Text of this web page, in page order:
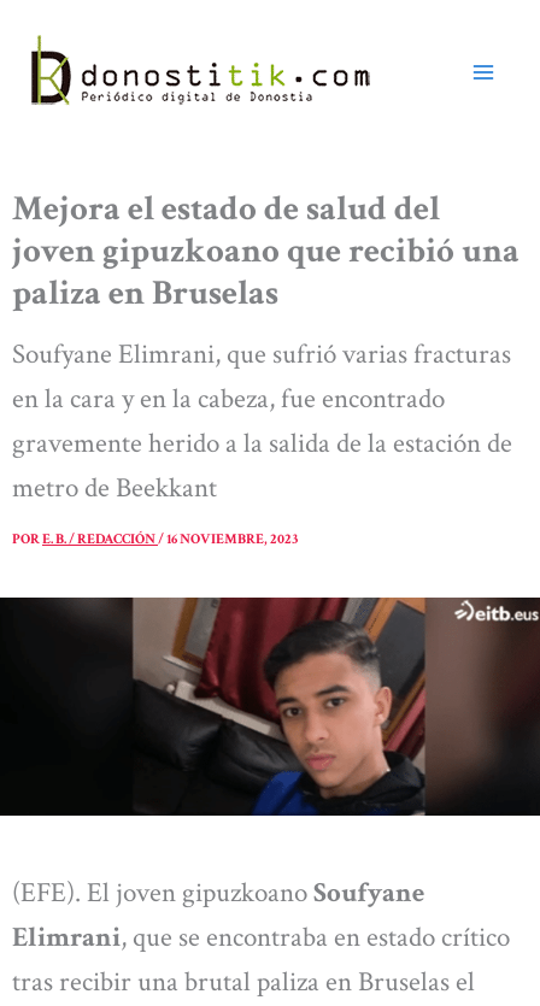
contenido
Mejora el estado de salud del
joven gipuzkoano que recibió una
paliza en Bruselas
Soufyane Elimrani, que sufrió varias fracturas
en la cara y en la cabeza, fue encontrado
gravemente herido a la salida de la estación de
metro de Beekkant
PORE. B. / REDACCIÓN/16 NOVIEMBRE, 2023
(EFE). El joven gipuzkoanoSoufyane
Elimrani, que se encontraba en estado crítico
tras recibir una brutal paliza en Bruselas el